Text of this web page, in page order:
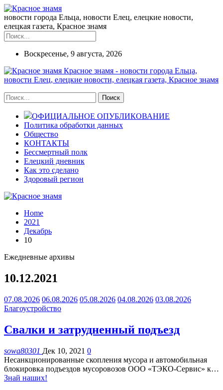
новости города Ельца, новости Елец, елецкие новости,
елецкая газета, Красное знамя
Воскресенье, 9 августа, 2026
Красное знамя - новости города Ельца,
новости Елец, елецкие новости, елецкая газета, Красное знамя
ОФИЦИАЛЬНОЕ ОПУБЛИКОВАНИЕ
Политика обработки данных
Общество
КОНТАКТЫ
Бессмертный полк
Елецкий дневник
Как это сделано
Здоровый регион
Home
2021
Декабрь
10
Ежедневные архивы
10.12.2021
07.08.2026 06.08.2026 05.08.2026 04.08.2026 03.08.2026
Благоустройство
Свалки и затрудненный подъезд
sowa80301 Дек 10, 2021 0
Несанкционированные скопления мусора и автомобильная
блокировка подъездов мусоровозов ООО «ТЭКО-Сервис» к…
Знай наших!